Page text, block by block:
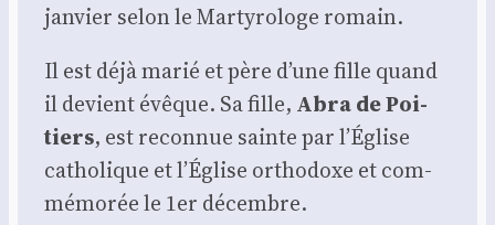
jan­vier selon le Mar­ty­ro­loge romain.
Il est déjà marié et père d’une fille quand
il devient évêque. Sa fille, Abra de Poi­
tiers, est recon­nue sainte par l’É­glise
catho­lique et l’É­glise ortho­doxe et com­
mé­mo­rée le 1er décembre.